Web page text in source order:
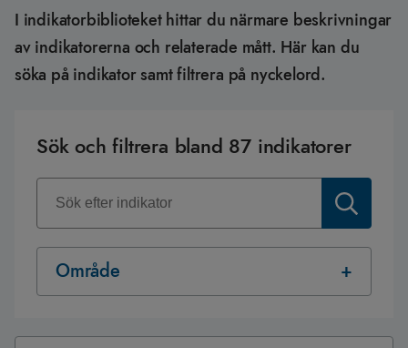
I indikatorbiblioteket hittar du närmare beskrivningar
av indikatorerna och relaterade mått. Här kan du
söka på indikator samt filtrera på nyckelord.
Sök och filtrera bland 87 indikatorer
Område